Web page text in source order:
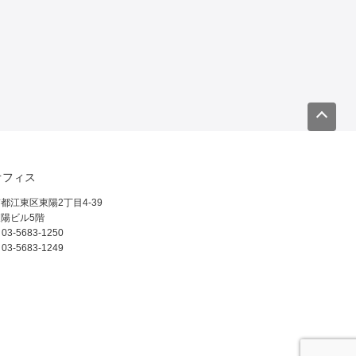
ィス
江東区東陽2丁目4-39
ビル5階
03-5683-1250
03-5683-1249